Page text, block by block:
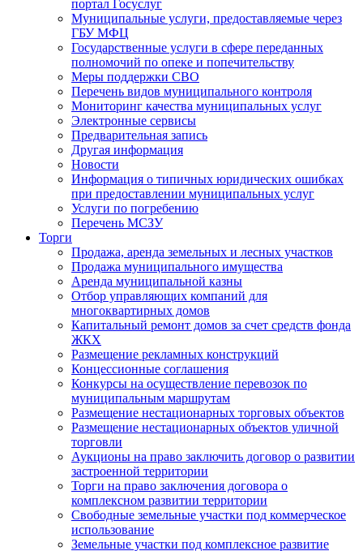
портал Госуслуг
Муниципальные услуги, предоставляемые через
ГБУ МФЦ
Государственные услуги в сфере переданных
полномочий по опеке и попечительству
Меры поддержки СВО
Перечень видов муниципального контроля
Мониторинг качества муниципальных услуг
Электронные сервисы
Предварительная запись
Другая информация
Новости
Информация о типичных юридических ошибках
при предоставлении муниципальных услуг
Услуги по погребению
Перечень МСЗУ
Торги
Продажа, аренда земельных и лесных участков
Продажа муниципального имущества
Аренда муниципальной казны
Отбор управляющих компаний для
многоквартирных домов
Капитальный ремонт домов за счет средств фонда
ЖКХ
Размещение рекламных конструкций
Концессионные соглашения
Конкурсы на осуществление перевозок по
муниципальным маршрутам
Размещение нестационарных торговых объектов
Размещение нестационарных объектов уличной
торговли
Аукционы на право заключить договор о развитии
застроенной территории
Торги на право заключения договора о
комплексном развитии территории
Свободные земельные участки под коммерческое
использование
Земельные участки под комплексное развитие